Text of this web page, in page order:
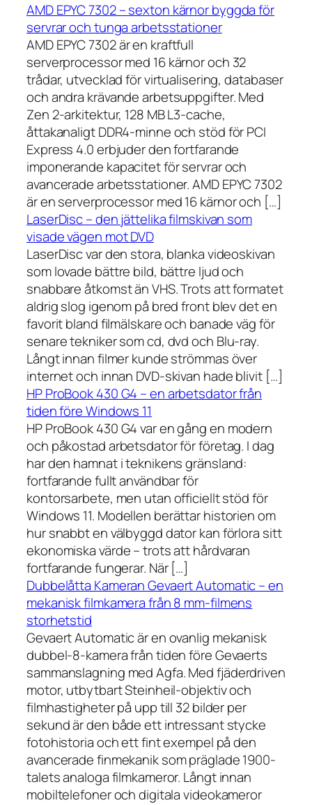
AMD EPYC 7302 – sexton kärnor byggda för
servrar och tunga arbetsstationer
AMD EPYC 7302 är en kraftfull
serverprocessor med 16 kärnor och 32
trådar, utvecklad för virtualisering, databaser
och andra krävande arbetsuppgifter. Med
Zen 2-arkitektur, 128 MB L3-cache,
åttakanaligt DDR4-minne och stöd för PCI
Express 4.0 erbjuder den fortfarande
imponerande kapacitet för servrar och
avancerade arbetsstationer. AMD EPYC 7302
är en serverprocessor med 16 kärnor och […]
LaserDisc – den jättelika filmskivan som
visade vägen mot DVD
LaserDisc var den stora, blanka videoskivan
som lovade bättre bild, bättre ljud och
snabbare åtkomst än VHS. Trots att formatet
aldrig slog igenom på bred front blev det en
favorit bland filmälskare och banade väg för
senare tekniker som cd, dvd och Blu-ray.
Långt innan filmer kunde strömmas över
internet och innan DVD-skivan hade blivit […]
HP ProBook 430 G4 – en arbetsdator från
tiden före Windows 11
HP ProBook 430 G4 var en gång en modern
och påkostad arbetsdator för företag. I dag
har den hamnat i teknikens gränsland:
fortfarande fullt användbar för
kontorsarbete, men utan officiellt stöd för
Windows 11. Modellen berättar historien om
hur snabbt en välbyggd dator kan förlora sitt
ekonomiska värde – trots att hårdvaran
fortfarande fungerar. När […]
Dubbelåtta Kameran Gevaert Automatic – en
mekanisk filmkamera från 8 mm-filmens
storhetstid
Gevaert Automatic är en ovanlig mekanisk
dubbel-8-kamera från tiden före Gevaerts
sammanslagning med Agfa. Med fjäderdriven
motor, utbytbart Steinheil-objektiv och
filmhastigheter på upp till 32 bilder per
sekund är den både ett intressant stycke
fotohistoria och ett fint exempel på den
avancerade finmekanik som präglade 1900-
talets analoga filmkameror. Långt innan
mobiltelefoner och digitala videokameror